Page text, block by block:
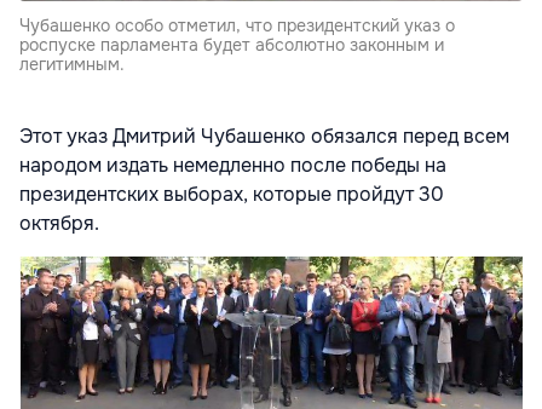
Чубашенко особо отметил, что президентский указ о
роспуске парламента будет абсолютно законным и
легитимным.
Этот указ Дмитрий Чубашенко обязался перед всем
народом издать немедленно после победы на
президентских выборах, которые пройдут 30
октября.